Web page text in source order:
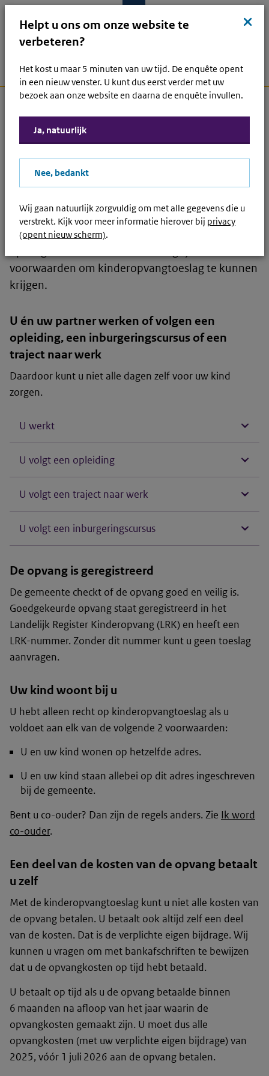
Ga naar hoofdinhoud
Ga direct naar hoofdnavigatie
Ga direct naar footer
Hoofdnavigatie
Home Menu Open
Lees voor
Kan ik kinderopvangtoeslag
krijgen?
U wilt dat uw kinderen goed opgevangen worden
terwijl u werkt. En dat is zeker niet goedkoop.
Daarom is er de kinderopvangtoeslag: een
tegemoetkoming in de kosten van geregistreerde
voorwaarden om kinderopvangtoeslag te kunnen
krijgen.
U én uw partner werken of volgen een
opleiding, een inburgeringscursus of een
traject naar werk
Daardoor kunt u niet alle dagen zelf voor uw kind
zorgen.
U werkt
U volgt een opleiding
U volgt een traject naar werk
U volgt een inburgeringscursus
De opvang is geregistreerd
De gemeente checkt of de opvang goed en veilig is.
Goedgekeurde opvang staat geregistreerd in het
Landelijk Register Kinderopvang (LRK) en heeft een
LRK-nummer. Zonder dit nummer kunt u geen toeslag
aanvragen.
Uw kind woont bij u
U hebt alleen recht op kinderopvangtoeslag als u
voldoet aan elk van de volgende 2 voorwaarden:
U en uw kind wonen op hetzelfde adres.
U en uw kind staan allebei op dit adres ingeschreven
bij de gemeente.
Bent u co-ouder? Dan zijn de regels anders. Zie Ik word
co-ouder.
Een deel van de kosten van de opvang betaalt
u zelf
Met de kinderopvangtoeslag kunt u niet alle kosten van
de opvang betalen. U betaalt ook altijd zelf een deel
van de kosten. Dat is de verplichte eigen bijdrage. Wij
kunnen u vragen om met bankafschriften te bewijzen
dat u de opvangkosten op tijd hebt betaald.
U betaalt op tijd als u de opvang betaalde binnen
6 maanden na afloop van het jaar waarin de
opvangkosten gemaakt zijn. U moet dus alle
opvangkosten (met uw verplichte eigen bijdrage) van
2025, vóór 1 juli 2026 aan de opvang betalen.
kruis
Helpt u ons om onze website te
verbeteren?
Het kost u maar 5 minuten van uw tijd. De enquête opent
in een nieuw venster. U kunt dus eerst verder met uw
bezoek aan onze website en daarna de enquête invullen.
Ja, natuurlijk
Nee, bedankt
Wij gaan natuurlijk zorgvuldig om met alle gegevens die u
verstrekt. Kijk voor meer informatie hierover bij privacy
(opent nieuw scherm).